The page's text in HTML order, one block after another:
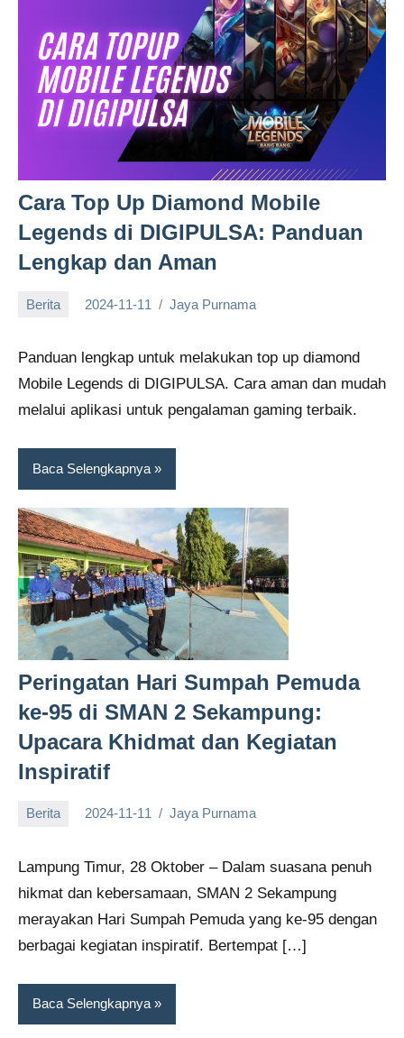
Cara Top Up Diamond Mobile
Legends di DIGIPULSA: Panduan
Lengkap dan Aman
Berita 2024-11-11 Jaya Purnama
Panduan lengkap untuk melakukan top up diamond
Mobile Legends di DIGIPULSA. Cara aman dan mudah
melalui aplikasi untuk pengalaman gaming terbaik.
Baca Selengkapnya
Peringatan Hari Sumpah Pemuda
ke-95 di SMAN 2 Sekampung:
Upacara Khidmat dan Kegiatan
Inspiratif
Berita 2024-11-11 Jaya Purnama
Lampung Timur, 28 Oktober – Dalam suasana penuh
hikmat dan kebersamaan, SMAN 2 Sekampung
merayakan Hari Sumpah Pemuda yang ke-95 dengan
berbagai kegiatan inspiratif. Bertempat […]
Baca Selengkapnya